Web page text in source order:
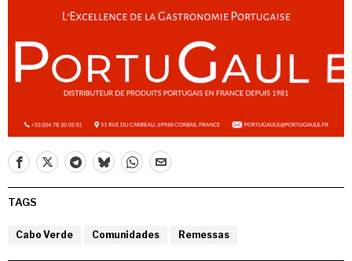
TAGS
Cabo Verde Comunidades Remessas